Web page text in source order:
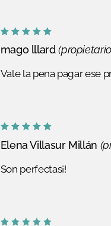
con5 de
mago lllard
Vale la pena pagar ese
con5de
Elena Villasur Millán
Son perfectas¡!